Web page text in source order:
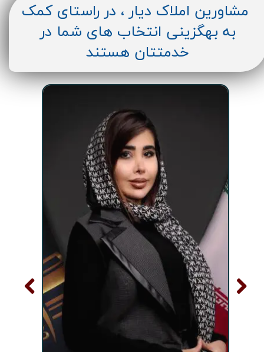
مشاورین املاک دیار ، در راستای کمک
به بهگزینی انتخاب های شما در
خدمتتان هستند